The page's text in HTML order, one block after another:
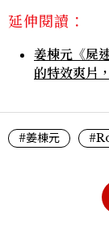
延伸閱讀：
姜棟元《屍
的特效爽片
#姜棟元